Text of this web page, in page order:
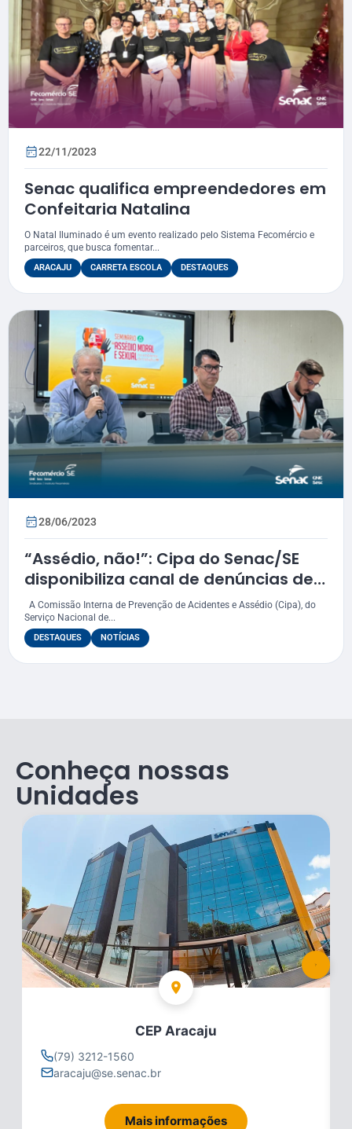
22/11/2023
Senac qualifica empreendedores em
Confeitaria Natalina
O Natal Iluminado é um evento realizado pelo Sistema Fecomércio e
parceiros, que busca fomentar...
ARACAJU CARRETA ESCOLA DESTAQUES
28/06/2023
“Assédio, não!”: Cipa do Senac/SE
disponibiliza canal de denúncias de
assédio no ambiente de trabalho
A Comissão Interna de Prevenção de Acidentes e Assédio (Cipa), do
Serviço Nacional de...
DESTAQUES NOTÍCIAS
Conheça nossas
Unidades
CEP Aracaju
(79) 3212-1560
aracaju@se.senac.br
Mais informações